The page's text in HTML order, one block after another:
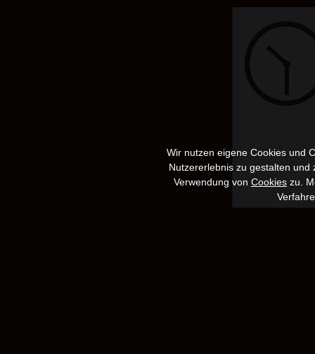
Wir nutzen eigene Cookies und
Nutzererlebnis zu gestalten
Verwendung von Cookies zu.